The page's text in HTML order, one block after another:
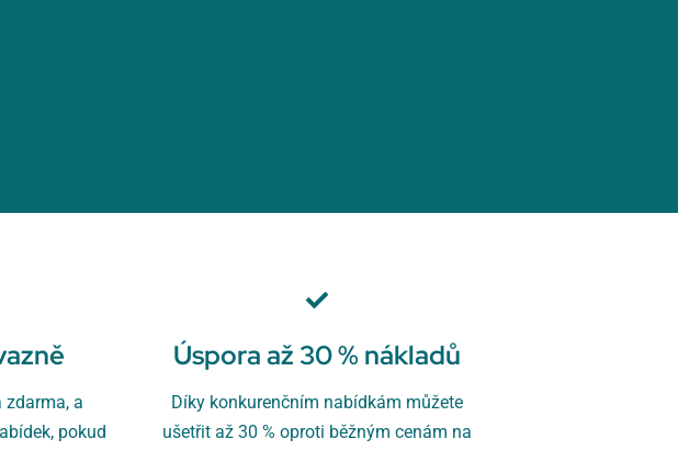
zdarma, a
pokud
Úspora až 30 % nákladů
Díky konkurenčním nabídkám můžete
ušetřit až 30 % oproti běžným cenám na